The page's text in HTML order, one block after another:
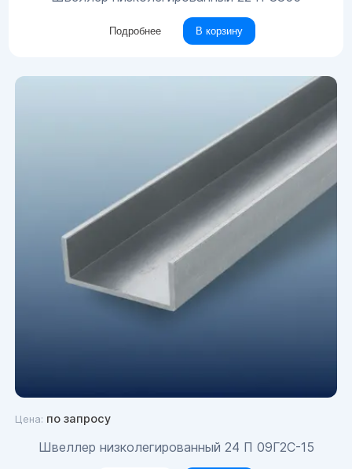
Подробнее В корзину
Цена: по запросу
Швеллер низколегированный 24 П 09Г2С-15